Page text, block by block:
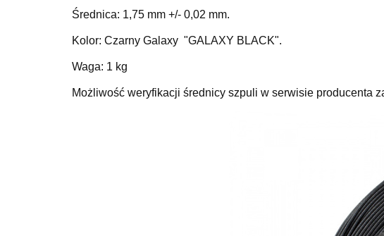
Średnica: 1,75 mm +/- 0,02 mm.
Kolor: Czarny Galaxy "GALAXY BLACK".
Waga: 1 kg
Możliwość weryfikacji średnicy szpuli w serwisie producenta